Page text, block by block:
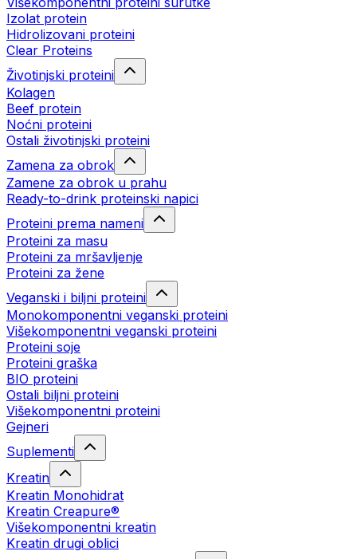
Izolat protein
Hidrolizovani proteini
Clear Proteins
Životinjski proteini
Kolagen
Beef protein
Noćni proteini
Ostali životinjski proteini
Zamena za obrok
Zamene za obrok u prahu
Ready-to-drink proteinski napici
Proteini prema nameni
Proteini za masu
Proteini za mršavljenje
Proteini za žene
Veganski i biljni proteini
Monokomponentni veganski proteini
Višekomponentni veganski proteini
Proteini soje
Proteini graška
BIO proteini
Ostali biljni proteini
Višekomponentni proteini
Gejneri
Suplementi
Kreatin
Kreatin Monohidrat
Kreatin Creapure®
Višekomponentni kreatin
Kreatin drugi oblici